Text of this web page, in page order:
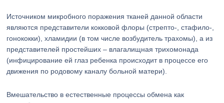
Источником микробного поражения тканей данной области
являются представители кокковой флоры (стрепто-, стафило-,
гонококки), хламидии (в том числе возбудитель трахомы), а из
представителей простейших – влагалищная трихомонада
(инфицирование ей глаз ребенка происходит в процессе его
движения по родовому каналу больной матери).
Вмешательство в естественные процессы обмена как